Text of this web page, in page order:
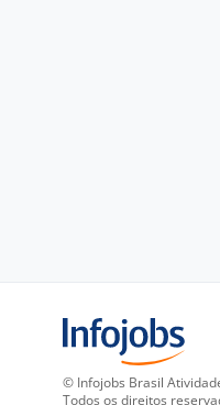
© Infojobs Brasil
Todos os direitos